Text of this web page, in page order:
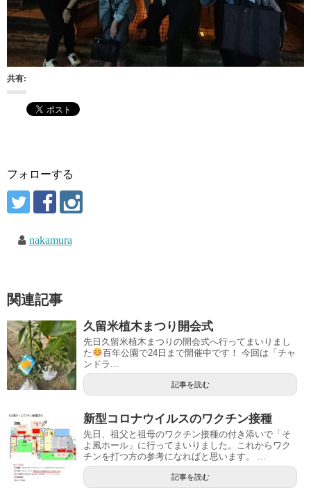
共有:
フォローする
nakamura
関連記事
久留米植木まつり開会式
先日久留米植木まつりの開会式へ行ってまいりまし
た
百年公園で24日まで開催中です！ 今回は「チャ
ンドラ...
記事を読む
新型コロナウイルスのワクチン接種
先日、祖父と祖母のワクチン接種の付き添いで「そ
よ風ホール」に行ってまいりました。これからワク
チンを打つ方の参考になればと思います。 ...
記事を読む